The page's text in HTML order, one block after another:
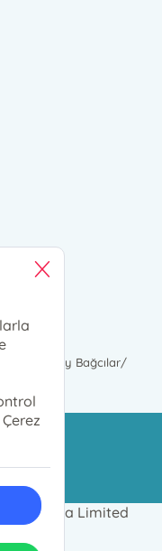
Mahmutbey Bağcılar/
Pazarlama Limited